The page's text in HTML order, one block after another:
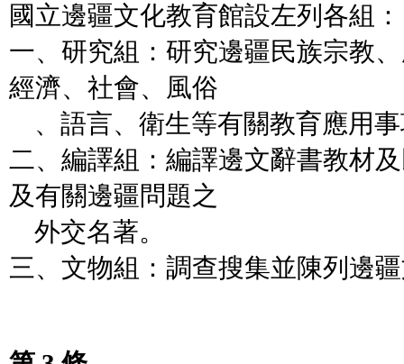
國立邊疆文化教育館設左列各組：
一、研究組：研究邊疆民族宗教
經濟、社會、風俗
、語言、衛生等有關教育應用
二、編譯組：編譯邊文辭書教材
及有關邊疆問題之
外交名著。
三、文物組：調查搜集並陳列邊